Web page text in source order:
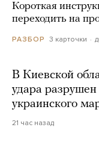
Короткая
переходить на
РАЗБОР 3 карточки
В Киевской
удара
украинского
21 час назад